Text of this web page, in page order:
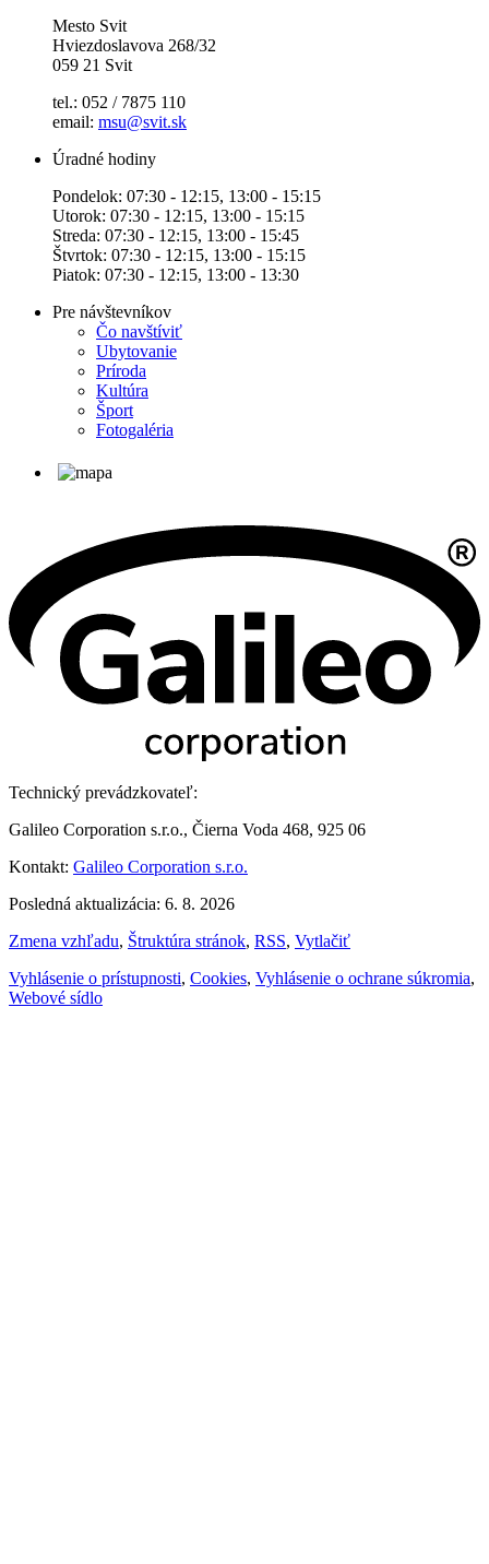
Mesto Svit
Hviezdoslavova 268/32
059 21 Svit
tel.: 052 / 7875 110
email: msu@svit.sk
Úradné hodiny
Pondelok: 07:30 - 12:15, 13:00 - 15:15
Utorok: 07:30 - 12:15, 13:00 - 15:15
Streda: 07:30 - 12:15, 13:00 - 15:45
Štvrtok: 07:30 - 12:15, 13:00 - 15:15
Piatok: 07:30 - 12:15, 13:00 - 13:30
Pre návštevníkov
Čo navštíviť
Ubytovanie
Príroda
Kultúra
Šport
Fotogaléria
Technický prevádzkovateľ:
Galileo Corporation s.r.o., Čierna Voda 468, 925 06
Kontakt: Galileo Corporation s.r.o.
Posledná aktualizácia: 6. 8. 2026
Zmena vzhľadu, Štruktúra stránok, RSS, Vytlačiť
Vyhlásenie o prístupnosti, Cookies, Vyhlásenie o ochrane súkromia,
Webové sídlo